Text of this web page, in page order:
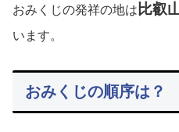
おみくじの発祥の地は 比叡
います。
おみくじの順序は？